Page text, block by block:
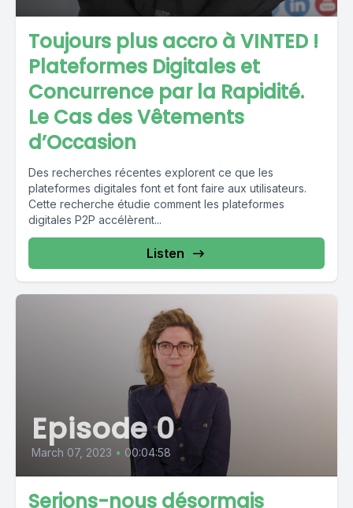
Toujours plus accro à VINTED !
Plateformes Digitales et
Concurrence par la Rapidité.
Le Cas des Vêtements
d’Occasion
Des recherches récentes explorent ce que les
plateformes digitales font et font faire aux utilisateurs.
Cette recherche étudie comment les plateformes
digitales P2P accélèrent...
Listen
Episode 0
March 07, 2023 • 00:04:58
Serions-nous désormais